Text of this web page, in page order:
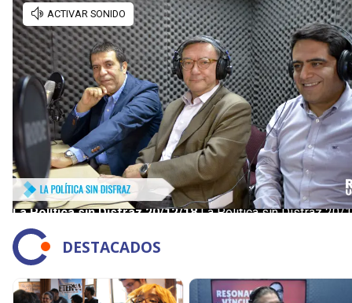
DESTACADOS